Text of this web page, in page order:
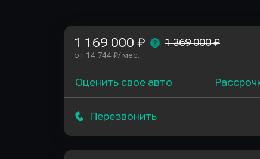
1 169 000 ₽ 1 369 000 ₽
от 14 744 ₽/ мес.
Оценить свое авто
Перезвонить